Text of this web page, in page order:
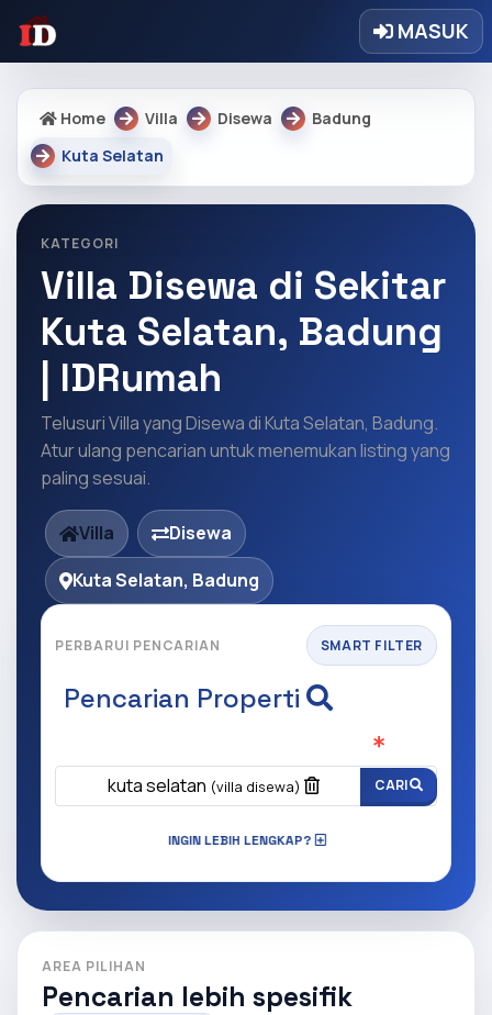
MASUK
Home Villa Disewa
Badung
Kuta Selatan
KATEGORI
Villa Disewa di Sekitar
Kuta Selatan, Badung
| IDRumah
Telusuri Villa yang Disewa di Kuta Selatan, Badung.
Atur ulang pencarian untuk menemukan listing yang
paling sesuai.
Villa
Disewa
Kuta Selatan, Badung
PERBARUI PENCARIAN SMART FILTER
Pencarian Properti
kuta selatan (villa disewa) CARI
INGIN LEBIH LENGKAP?
AREA PILIHAN
Pencarian lebih spesifik